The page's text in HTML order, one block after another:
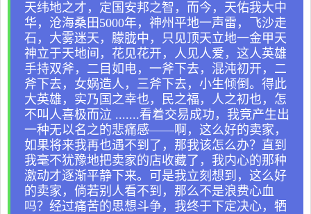
天纬地之才，定国安邦之智，而今，天佑我大中
华，沧海桑田5000年，神州平地一声雷，飞沙走
石，大雾迷天，朦胧中，只见顶天立地一金甲天
神立于天地间，花见花开，人见人爱，这人英雄
手持双斧，二目如电，一斧下去，混沌初开，二
斧下去，女娲造人，三斧下去，小生倾倒。得此
大英雄，实乃国之幸也，民之福，人之初也，怎
不叫人喜极而泣 .......看着交易成功，我竟产生出
一种无以名之的悲痛感——啊，这么好的卖家，
如果将来我再也遇不到了，那我该怎么办？直到
我毫不犹豫地把卖家的店收藏了，我内心的那种
激动才逐渐平静下来。可是我立刻想到，这么好
的卖家，倘若别人看不到，那么不是浪费心血
吗？经过痛苦的思想斗争，我终于下定决心，牺